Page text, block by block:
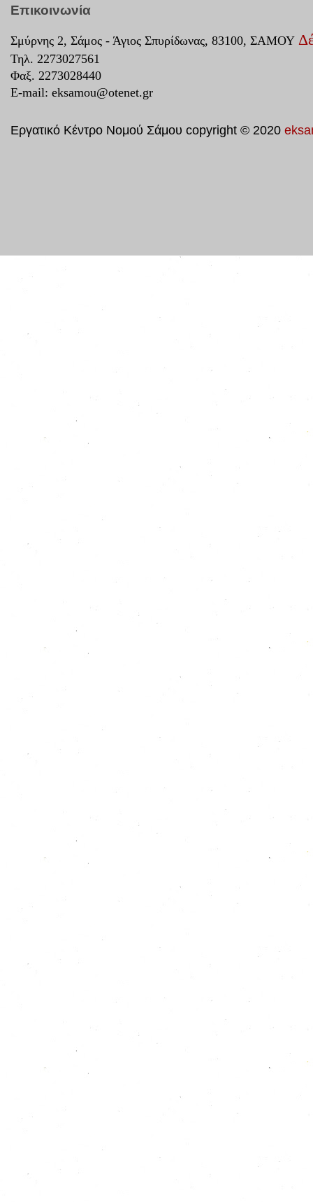
Επικοινωνία
Σμύρνης 2, Σάμος - Άγιος Σπυρίδωνας, 83100, ΣΑΜΟΥ
Τηλ. 2273027561
Φαξ. 2273028440
E-mail: eksamou@otenet.gr
Εργατικό Κέντρο Νομού Σάμου copyright © 2020